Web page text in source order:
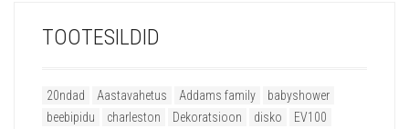
TOOTESILDID
20ndad Aastavahetus Addams family
babyshower
beebipidu
charleston Dekoratsioon disko
EV100